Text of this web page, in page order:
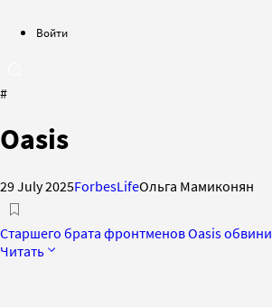
Войти
#
Oasis
29 July 2025ForbesLifeОльга Мамиконян
Старшего брата фронтменов Oasis
Читать